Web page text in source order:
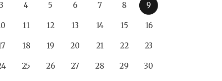
3 4 5 6 7 8 9
11 12 13 14 15 16
18 19 20 21 22 23
25 26 27 28 29 30